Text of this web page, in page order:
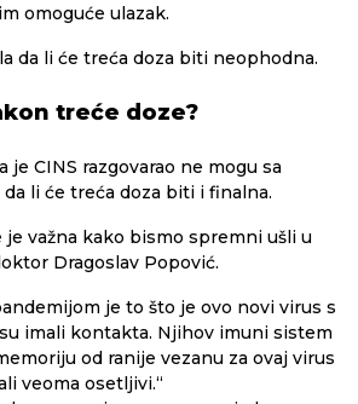
omoguće ulazak.
da li će treća doza biti neophodna.
treće doze?
je CINS razgovarao ne mogu sa
li će treća doza biti i finalna.
je važna kako bismo spremni ušli u
Dragoslav Popović.
je to što je ovo novi virus s
imali kontakta. Njihov imuni sistem
od ranije vezanu za ovaj virus
veoma osetljivi.“